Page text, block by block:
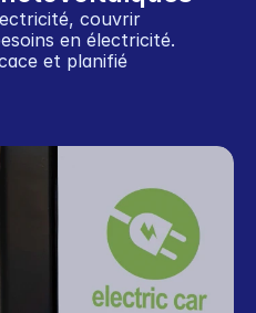
couvrir
en électricité.
et planifié